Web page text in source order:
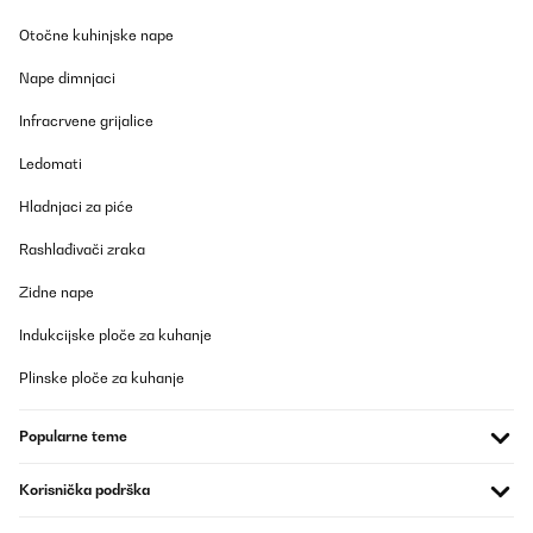
Parfait, mais pas très intuitif pour la partie induction. prix
précisé dans la description)
13/12/2025
Otočne kuhinjske nape
Nape dimnjaci
Infracrvene grijalice
Ledomati
Hladnjaci za piće
Rashlađivači zraka
Zidne nape
Indukcijske ploče za kuhanje
Plinske ploče za kuhanje
Popularne teme
Korisnička podrška